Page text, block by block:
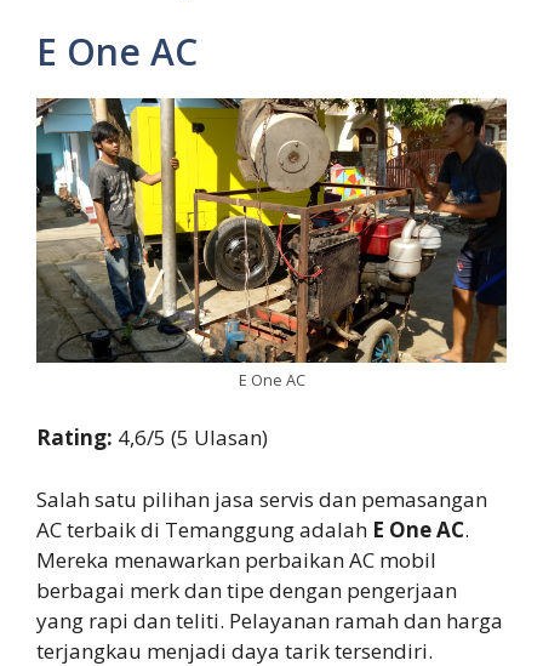
E One AC
E One AC
Rating: 4,6/5 (5 Ulasan)
Salah satu pilihan jasa servis dan pemasangan
AC terbaik di Temanggung adalah E One AC.
Mereka menawarkan perbaikan AC mobil
berbagai merk dan tipe dengan pengerjaan
yang rapi dan teliti. Pelayanan ramah dan harga
terjangkau menjadi daya tarik tersendiri.